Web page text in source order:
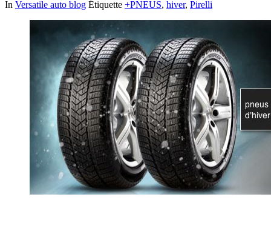
In Versatile auto blog Étiquette +PNEUS, hiver, Pirelli